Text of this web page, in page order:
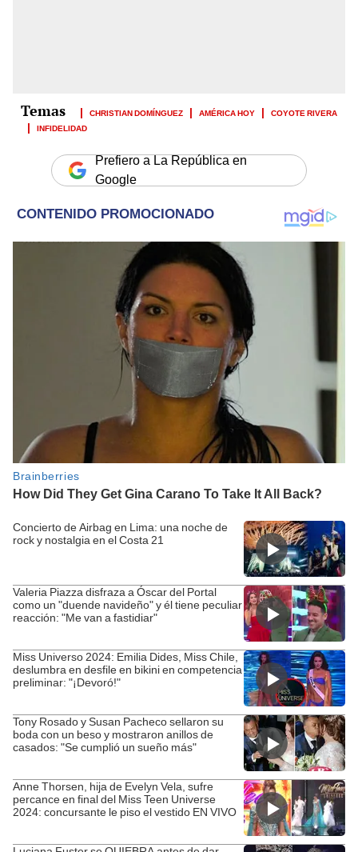
CHRISTIAN DOMÍNGUEZ AMÉRICA HOY
COYOTE RIVERA
INFIDELIDAD
Prefiero a La República en
Google
Concierto de Airbag en Lima: una noche de
rock y nostalgia en el Costa 21
Valeria Piazza disfraza a Óscar del Portal
como un "duende navideño" y él tiene peculiar
reacción: "Me van a fastidiar"
Miss Universo 2024: Emilia Dides, Miss Chile,
deslumbra en desfile en bikini en competencia
preliminar: "¡Devoró!"
Tony Rosado y Susan Pacheco sellaron su
boda con un beso y mostraron anillos de
casados: "Se cumplió un sueño más"
Anne Thorsen, hija de Evelyn Vela, sufre
percance en final del Miss Teen Universe
2024: concursante le piso el vestido EN VIVO